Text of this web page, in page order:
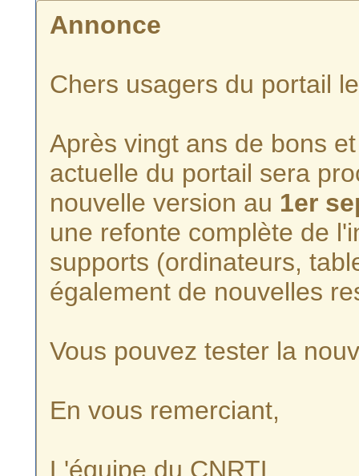
Annonce
Chers usagers du portail
Après vingt ans de bons
actuelle du portail sera
nouvelle version au 1er
une refonte complète de
supports (ordinateurs,
également de nouvelles
Vous pouvez tester la
En vous remerciant,
L'équipe du CNRTL